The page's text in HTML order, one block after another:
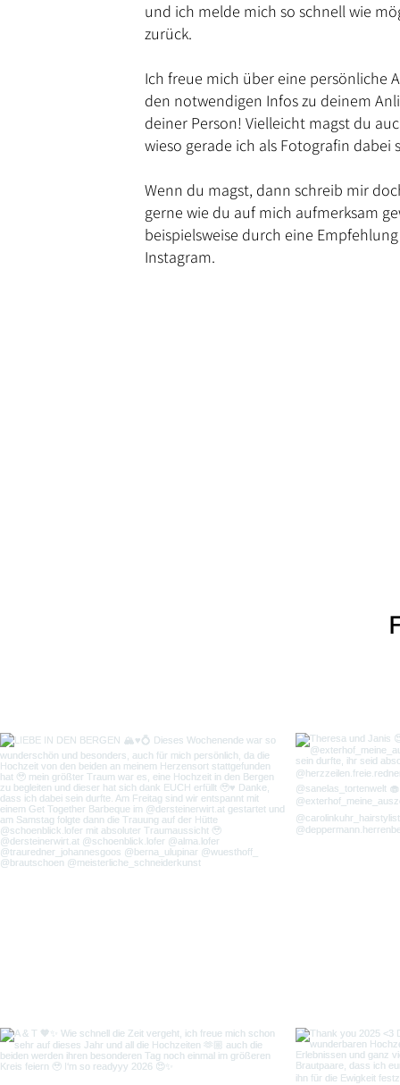
und ich melde mich so schnell wie
zurück.
Ich freue mich über eine persönliche
den notwendigen Infos zu deinem
deiner Person! Vielleicht magst du
wieso gerade ich als Fotografin dabei
Wenn du magst, dann schreib mir
gerne wie du auf mich aufmerksam
beispielsweise durch eine
Instagram.